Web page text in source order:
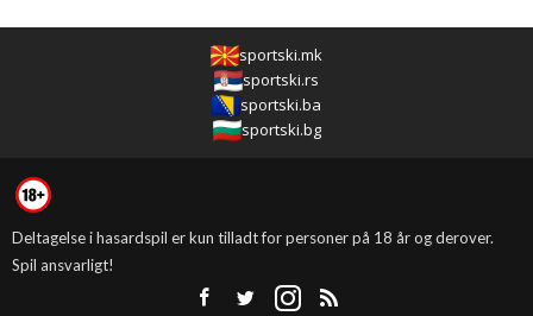
sportski.mk
sportski.rs
sportski.ba
sportski.bg
Deltagelse i hasardspil er kun tilladt for personer på 18 år og derover.
Spil ansvarligt!